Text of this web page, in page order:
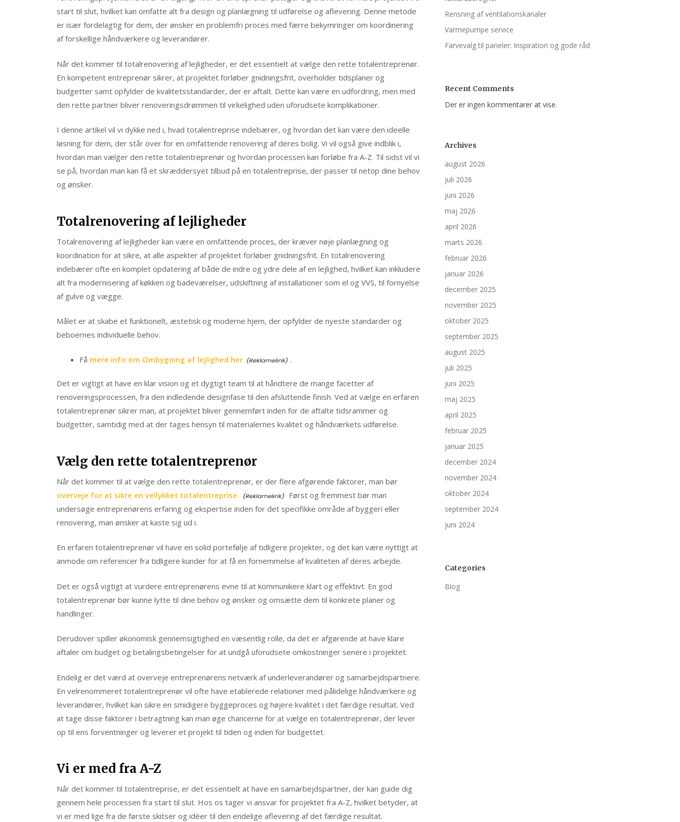
start til slut, hvilket kan omfatte alt fra design og planlægning til udførelse og aflevering. Denne metode
er især fordelagtig for dem, der ønsker en problemfri proces med færre bekymringer om koordinering
af forskellige håndværkere og leverandører.
Når det kommer til totalrenovering af lejligheder, er det essentielt at vælge den rette totalentreprenør.
En kompetent entreprenør sikrer, at projektet forløber gnidningsfrit, overholder tidsplaner og
budgetter samt opfylder de kvalitetsstandarder, der er aftalt. Dette kan være en udfordring, men med
den rette partner bliver renoveringsdrømmen til virkelighed uden uforudsete komplikationer.
I denne artikel vil vi dykke ned i, hvad totalentreprise indebærer, og hvordan det kan være den ideelle
løsning for dem, der står over for en omfattende renovering af deres bolig. Vi vil også give indblik i,
hvordan man vælger den rette totalentreprenør og hvordan processen kan forløbe fra A-Z. Til sidst vil vi
se på, hvordan man kan få et skræddersyet tilbud på en totalentreprise, der passer til netop dine behov
og ønsker.
Totalrenovering af lejligheder
Totalrenovering af lejligheder kan være en omfattende proces, der kræver nøje planlægning og
koordination for at sikre, at alle aspekter af projektet forløber gnidningsfrit. En totalrenovering
indebærer ofte en komplet opdatering af både de indre og ydre dele af en lejlighed, hvilket kan inkludere
alt fra modernisering af køkken og badeværelser, udskiftning af installationer som el og VVS, til fornyelse
af gulve og vægge.
Målet er at skabe et funktionelt, æstetisk og moderne hjem, der opfylder de nyeste standarder og
beboernes individuelle behov.
Få mere info om Ombygning af lejlighed her .
Det er vigtigt at have en klar vision og et dygtigt team til at håndtere de mange facetter af
renoveringsprocessen, fra den indledende designfase til den afsluttende finish. Ved at vælge en erfaren
totalentreprenør sikrer man, at projektet bliver gennemført inden for de aftalte tidsrammer og
budgetter, samtidig med at der tages hensyn til materialernes kvalitet og håndværkets udførelse.
Vælg den rette totalentreprenør
Når det kommer til at vælge den rette totalentreprenør, er der flere afgørende faktorer, man bør
overveje for at sikre en vellykket totalentreprise.
Først og fremmest bør man
undersøge entreprenørens erfaring og ekspertise inden for det specifikke område af byggeri eller
renovering, man ønsker at kaste sig ud i.
En erfaren totalentreprenør vil have en solid portefølje af tidligere projekter, og det kan være nyttigt at
anmode om referencer fra tidligere kunder for at få en fornemmelse af kvaliteten af deres arbejde.
Det er også vigtigt at vurdere entreprenørens evne til at kommunikere klart og effektivt. En god
totalentreprenør bør kunne lytte til dine behov og ønsker og omsætte dem til konkrete planer og
handlinger.
Derudover spiller økonomisk gennemsigtighed en væsentlig rolle, da det er afgørende at have klare
aftaler om budget og betalingsbetingelser for at undgå uforudsete omkostninger senere i projektet.
Endelig er det værd at overveje entreprenørens netværk af underleverandører og samarbejdspartnere.
En velrenommeret totalentreprenør vil ofte have etablerede relationer med pålidelige håndværkere og
leverandører, hvilket kan sikre en smidigere byggeproces og højere kvalitet i det færdige resultat. Ved
at tage disse faktorer i betragtning kan man øge chancerne for at vælge en totalentreprenør, der lever
op til ens forventninger og leverer et projekt til tiden og inden for budgettet.
Vi er med fra A-Z
Når det kommer til totalentreprise, er det essentielt at have en samarbejdspartner, der kan guide dig
gennem hele processen fra start til slut. Hos os tager vi ansvar for projektet fra A-Z, hvilket betyder, at
vi er med lige fra de første skitser og idéer til den endelige aflevering af det færdige resultat.
Rensning af ventilations­kanaler
Varmepumpe service
Farvevalg til paneler: Inspiration og gode råd
Recent Comments
Der er ingen kommentarer at vise.
Archives
august 2026
juli 2026
juni 2026
maj 2026
april 2026
marts 2026
februar 2026
januar 2026
december 2025
november 2025
oktober 2025
september 2025
august 2025
juli 2025
juni 2025
maj 2025
april 2025
februar 2025
januar 2025
december 2024
november 2024
oktober 2024
september 2024
juni 2024
Categories
Blog